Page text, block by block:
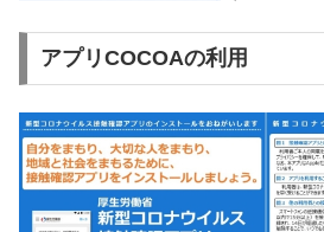
アプリCOCOAの利用